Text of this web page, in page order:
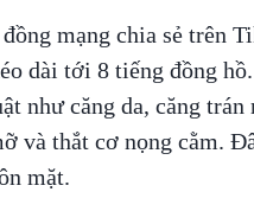
mạng chia sẻ trên
dài tới 8 tiếng đồng
như căng da, căng
và thắt cơ nọng cằm.
mặt.